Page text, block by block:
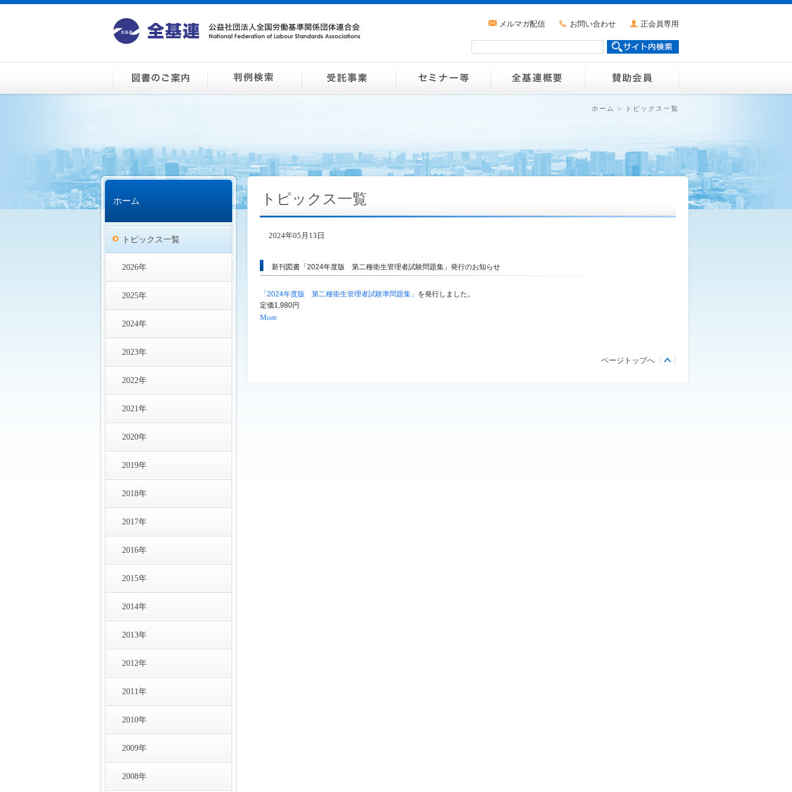
メルマガ配信 お問い合わせ 正会員専用
ホーム > トピックス一覧
ホーム
トピックス一覧
2026年
2025年
2024年
2023年
2022年
2021年
2020年
2019年
2018年
2017年
2016年
2015年
2014年
2013年
2012年
2011年
2010年
2009年
2008年
トピックス一覧
2024年05月13日
新刊図書「2024年度版 第二種衛生管理者試験問題集」発行のお知らせ
「2024年度版 第二種衛生管理者試験準問題集」 を発行しました。
定価1,980円
More
ページトップへ